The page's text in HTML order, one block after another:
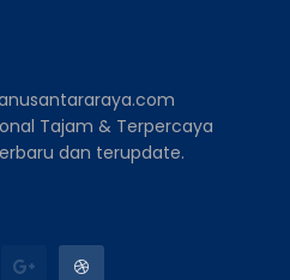
Tajam & Terpercaya
dan terupdate.